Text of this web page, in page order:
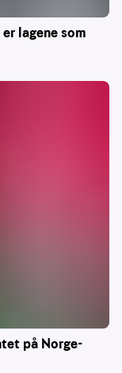
lagene som
på Norge-